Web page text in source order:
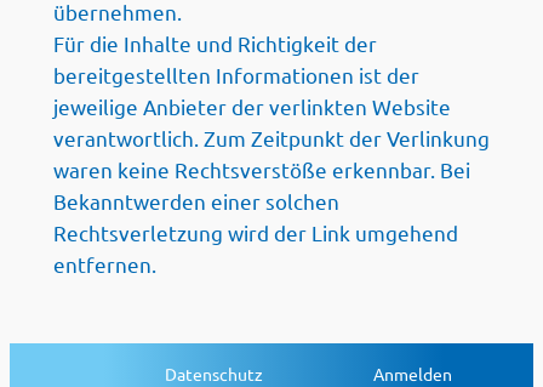
übernehmen.
Für die Inhalte und Richtigkeit der
bereitgestellten Informationen ist der
jeweilige Anbieter der verlinkten Website
verantwortlich. Zum Zeitpunkt der Verlinkung
waren keine Rechtsverstöße erkennbar. Bei
Bekanntwerden einer solchen
Rechtsverletzung wird der Link umgehend
entfernen.
Datenschutz
Anmelden